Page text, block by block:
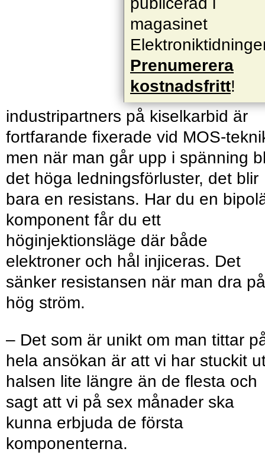
magasinet
Prenumerera
kostnadsfritt!
industripartners på kiselkarbid är
fortfarande fixerade vid MOS-
men när man går upp i spänning
det höga ledningsförluster, det blir
bara en resistans. Har du en
komponent får du ett
höginjektionsläge där både
elektroner och hål injiceras. Det
sänker resistansen när man dra på
hög ström.
– Det som är unikt om man tittar
hela ansökan är att vi har stuckit
halsen lite längre än de flesta och
sagt att vi på sex månader ska
kunna erbjuda de första
komponenterna.